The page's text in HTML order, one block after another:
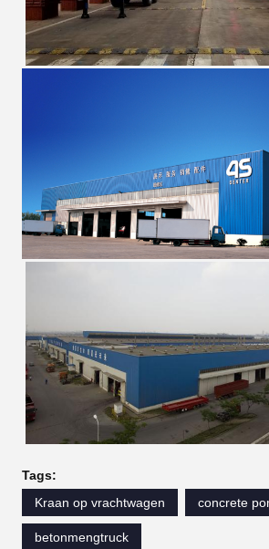
Tags:
Kraan op vrachtwagen
concrete
betonmengtruck